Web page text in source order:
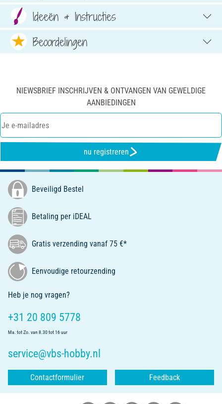
Ideeën & Instructies
Beoordelingen
NIEWSBRIEF INSCHRIJVEN & ONTVANGEN VAN GEWELDIGE
AANBIEDINGEN
nu registreren
Beveiligd Bestel
Betaling per iDEAL
Gratis verzending vanaf 75 €*
Eenvoudige retourzending
Heb je nog vragen?
+31 20 809 5778
Ma. tot Zo. van 8.30 tot 16 uur
service@vbs-hobby.nl
Contactformulier Feedback